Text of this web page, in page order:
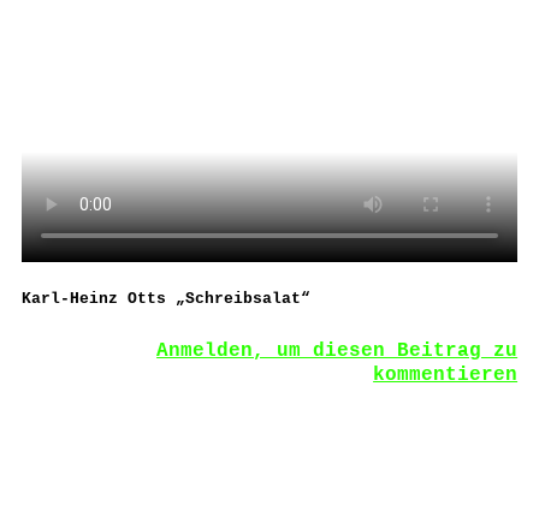
Karl-Heinz Otts „Schreibsalat“
Anmelden, um diesen Beitrag zu
kommentieren